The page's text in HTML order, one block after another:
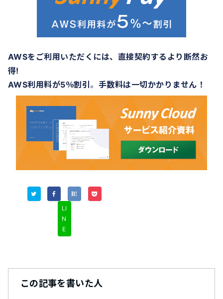
AWSをご利用いただくには、直接契約するより断然お
得!
AWS利用料が5％割引 。 手数料は一切かかりません！
LI
N
E
この記事を書いた人